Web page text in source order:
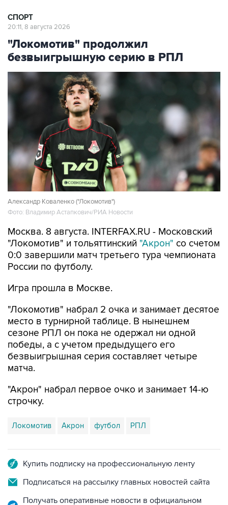
СПОРТ
20:11, 8 августа 2026
"Локомотив" продолжил
безвыигрышную серию в РПЛ
Александр Коваленко ("Локомотив")
Фото: Владимир Астапкович/РИА Новости
Москва. 8 августа. INTERFAX.RU - Московский
"Локомотив" и тольяттинский "Акрон" со счетом
0:0 завершили матч третьего тура чемпионата
России по футболу.
Игра прошла в Москве.
"Локомотив" набрал 2 очка и занимает десятое
место в турнирной таблице. В нынешнем
сезоне РПЛ он пока не одержал ни одной
победы, а с учетом предыдущего его
безвыигрышная серия составляет четыре
матча.
"Акрон" набрал первое очко и занимает 14-ю
строчку.
Локомотив Акрон футбол РПЛ
Купить подписку на профессиональную ленту
Подписаться на рассылку главных новостей сайта
Получать оперативные новости в официальном